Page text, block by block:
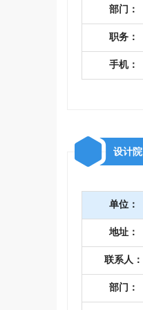
部门：
职务：
手机：
设计院
单位：
地址：
联系人：
部门：